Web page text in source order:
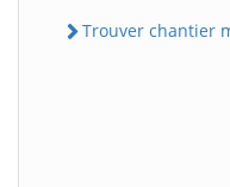
Trouver chantier